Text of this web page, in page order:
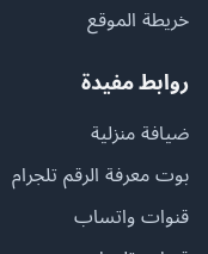
خريطة الموقع
روابط مفيدة
ضيافة منزلية
بوت معرفة الرقم تلجرام
قنوات واتساب